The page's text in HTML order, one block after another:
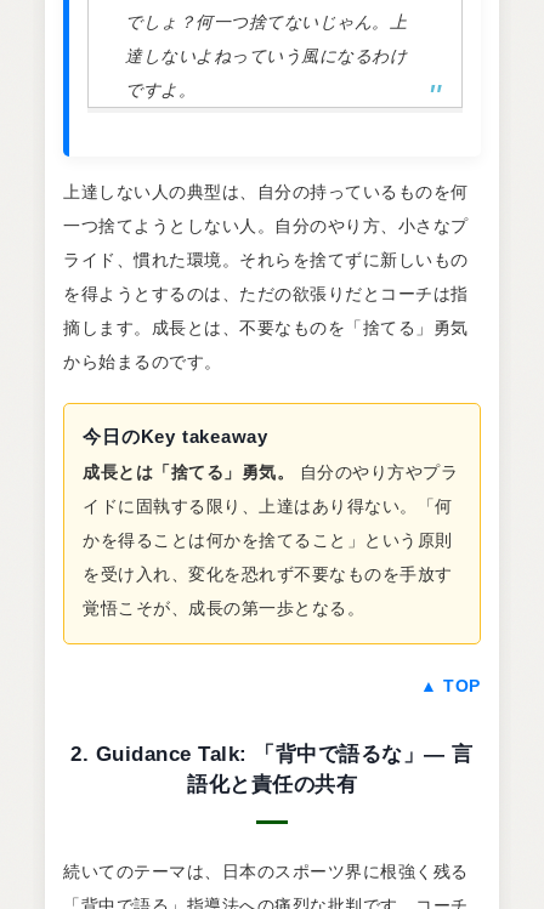
でしょ？何一つ捨てないじゃん。上
達しないよねっていう風になるわけ
ですよ。
上達しない人の典型は、自分の持っているものを何
一つ捨てようとしない人。自分のやり方、小さなプ
ライド、慣れた環境。それらを捨てずに新しいもの
を得ようとするのは、ただの欲張りだとコーチは指
摘します。成長とは、不要なものを「捨てる」勇気
から始まるのです。
今日のKey takeaway
成長とは「捨てる」勇気。
自分のやり方やプラ
イドに固執する限り、上達はあり得ない。「何
かを得ることは何かを捨てること」という原則
を受け入れ、変化を恐れず不要なものを手放す
覚悟こそが、成長の第一歩となる。
▲ TOP
2. Guidance Talk: 「背中で語るな」— 言
語化と責任の共有
続いてのテーマは、日本のスポーツ界に根強く残る